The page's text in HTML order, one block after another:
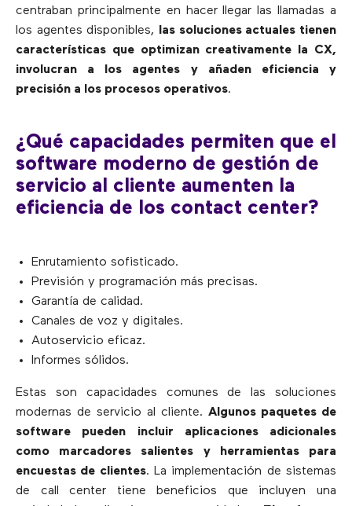
centraban principalmente en hacer llegar las llamadas a
los agentes disponibles,
las soluciones actuales tienen
características que optimizan creativamente la CX,
involucran a los agentes y añaden eficiencia y
precisión a los procesos operativos.
¿Qué capacidades permiten que el
software moderno de gestión de
servicio al cliente aumenten la
eficiencia de los contact center?
Enrutamiento sofisticado.
Previsión y programación más precisas.
Garantía de calidad.
Canales de voz y digitales.
Autoservicio eficaz.
Informes sólidos.
Estas son capacidades comunes de las soluciones
modernas de servicio al cliente. Algunos paquetes de
software pueden incluir aplicaciones adicionales
como marcadores salientes y herramientas para
encuestas de clientes. La implementación de sistemas
de call center tiene beneficios que incluyen una